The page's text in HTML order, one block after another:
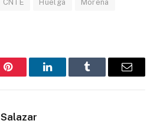
CNTE Huelga Morena
Pinterest LinkedInTumblr
Correo